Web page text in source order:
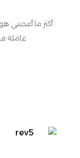
أكثر ما أعجبني
عاملة